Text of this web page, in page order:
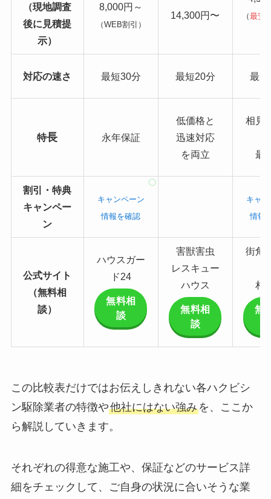
（現地調査
後に見積提
示）
8,000円～
（WEB割引）
14,300円〜 （最安
対応の速さ 最短30分 最短20分 最
特長 永年保証
低価格と
迅速対応
を両立
相見
最
割引・特典
キャンペー
ン
キャンペーン
情報を確認
キャ
情報
公式サイト
（無料相
談）
ハウスガー
ド24
無料相
談
害獣害虫
レスキュー
ハウス
無料相
談
街角
相
無
この比較表だけではお伝えしきれない各ハクビシ
ン駆除業者の特徴や他社にはない強みを、ここか
ら解説していきます。
それぞれの得意な施工や、保証などのサービス詳
細をチェックして、ご自身の状況に合いそうな業